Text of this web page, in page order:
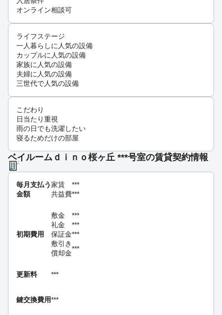
オンライン相談可
ライフステージ
一人暮らしに人気の設備
カップルに人気の設備
家族に人気の設備
夫婦に人気の設備
三世代で人気の設備
こだわり
日当たり重視
雨の日でも洗濯したい
寝るためだけの部屋
ベイルームｄｉｎｏ桜ヶ丘 ***号室の賃貸契約情報
毎月支払う
金額
家賃
***
共益費***
初期費用
敷金
***
礼金
***
保証金***
敷引き
償却金
***
更新料 ***
鍵交換費用***